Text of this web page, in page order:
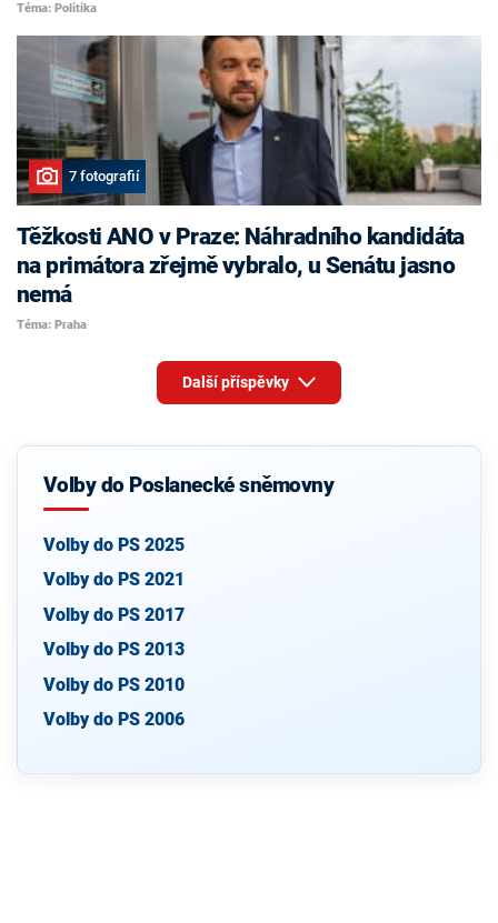
Téma: Politika
7 fotografií
Těžkosti ANO v Praze: Náhradního kandidáta
na primátora zřejmě vybralo, u Senátu jasno
nemá
Téma: Praha
Další příspěvky
Volby do Poslanecké sněmovny
Volby do PS 2025
Volby do PS 2021
Volby do PS 2017
Volby do PS 2013
Volby do PS 2010
Volby do PS 2006